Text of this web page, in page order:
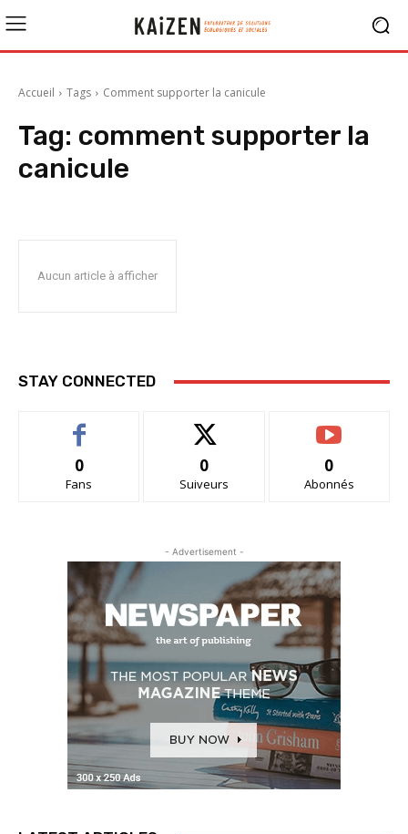
Accueil Tags Comment supporter la canicule
Tag: comment supporter la
canicule
Aucun article à afficher
STAY CONNECTED
0
Fans
0
Suiveurs
0
Abonnés
- Advertisement -